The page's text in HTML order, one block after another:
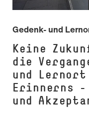
Gedenk- und
Keine
die
und Lernort
Erinnerns
und